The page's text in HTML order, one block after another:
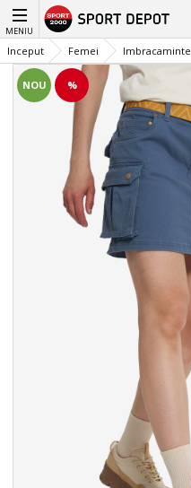
MENIU
Inceput Femei Imbracaminte
NOU %